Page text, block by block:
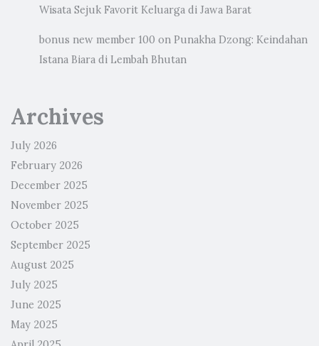
Wisata Sejuk Favorit Keluarga di Jawa Barat
bonus new member 100 on Punakha Dzong: Keindahan
Istana Biara di Lembah Bhutan
Archives
July 2026
February 2026
December 2025
November 2025
October 2025
September 2025
August 2025
July 2025
June 2025
May 2025